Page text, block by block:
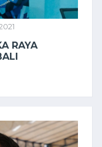
RAYA